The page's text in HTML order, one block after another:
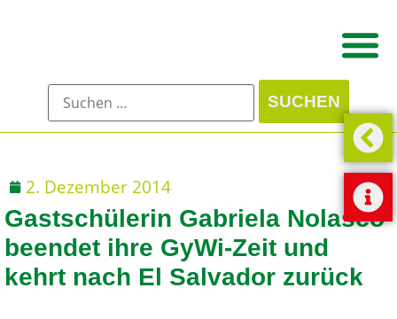
2. Dezember 2014
Gastschülerin Gabriela Nolasco
beendet ihre GyWi-Zeit und
kehrt nach El Salvador zurück